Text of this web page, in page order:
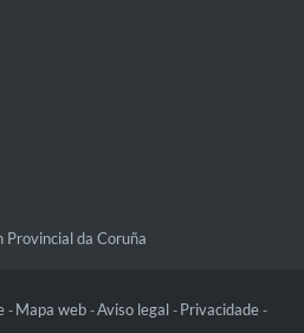
Provincial da Coruña
- Mapa web -Aviso legal - Privacidade -